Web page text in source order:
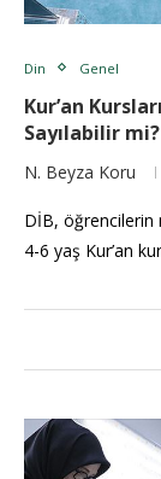
Din Genel
Kur’an
Sayılabilir mi?
N. Beyza Koru
DİB, öğrencilerin
4-6 yaş Kur’an